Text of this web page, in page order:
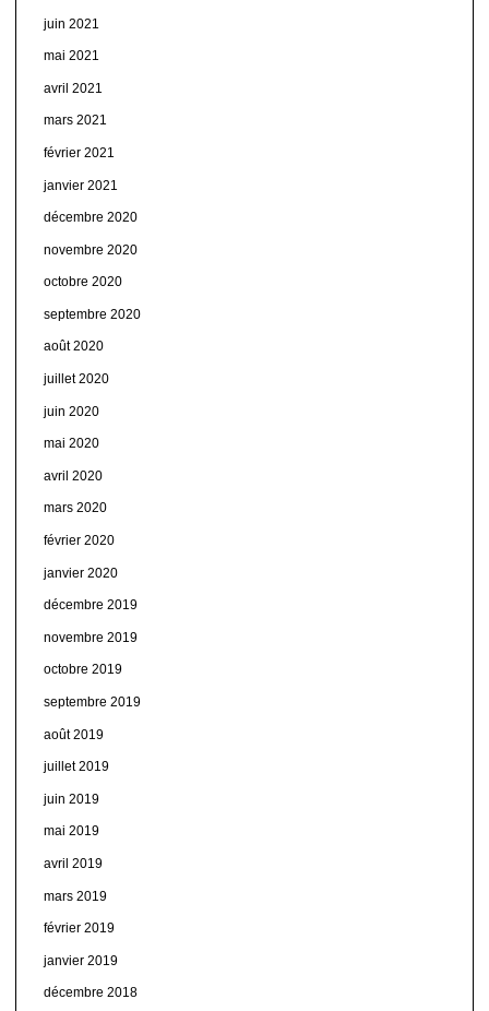
juin 2021
mai 2021
avril 2021
mars 2021
février 2021
janvier 2021
décembre 2020
novembre 2020
octobre 2020
septembre 2020
août 2020
juillet 2020
juin 2020
mai 2020
avril 2020
mars 2020
février 2020
janvier 2020
décembre 2019
novembre 2019
octobre 2019
septembre 2019
août 2019
juillet 2019
juin 2019
mai 2019
avril 2019
mars 2019
février 2019
janvier 2019
décembre 2018